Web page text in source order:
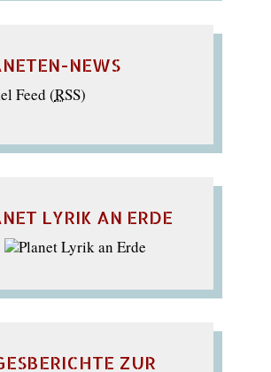
NEWS
Feed (RSS)
LYRIK AN ERDE
ZUR